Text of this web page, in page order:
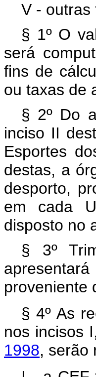
V - outras
§ 1º O
será
fins de
ou taxas de
§ 2º Do
inciso II
Esportes
destas, a
desporto,
em cada
disposto no
§ 3º
proveniente
§ 4º As
nos incisos
1998, serão